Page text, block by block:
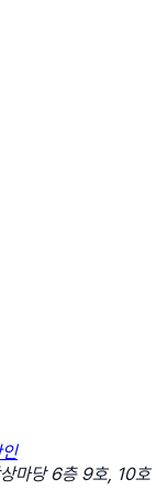
마당 6층 9호, 10호